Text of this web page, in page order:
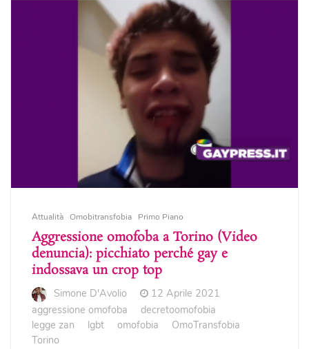
Attualità Omobitransfobia Primo Piano
Aggressione omofoba a Torino (Video
denuncia): picchiato perché gay e
indossava un crop top
Simone D'Avolio
12 Aprile 2021
aggressione omofoba
decretoomofobia
legge zan
lgbt omofobia
OmoTransfobia
Torino